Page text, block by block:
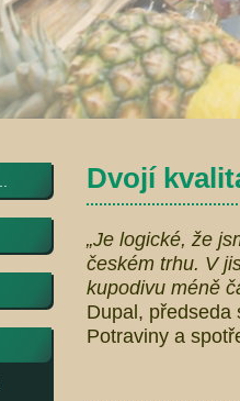
Dvojí
„Je logické, že
českém trhu. V
kupodivu méně
Dupal, předseda
Potraviny a